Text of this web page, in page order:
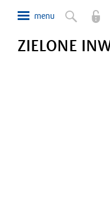
ZIELONE